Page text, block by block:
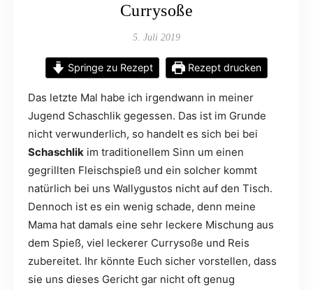
Currysoße
5. Juli 2019
Springe zu Rezept Rezept drucken
Das letzte Mal habe ich irgendwann in meiner
Jugend Schaschlik gegessen. Das ist im Grunde
nicht verwunderlich, so handelt es sich bei bei
Schaschlik im traditionellem Sinn um einen
gegrillten Fleischspieß und ein solcher kommt
natürlich bei uns Wallygustos nicht auf den Tisch.
Dennoch ist es ein wenig schade, denn meine
Mama hat damals eine sehr leckere Mischung aus
dem Spieß, viel leckerer Currysoße und Reis
zubereitet. Ihr könnte Euch sicher vorstellen, dass
sie uns dieses Gericht gar nicht oft genug